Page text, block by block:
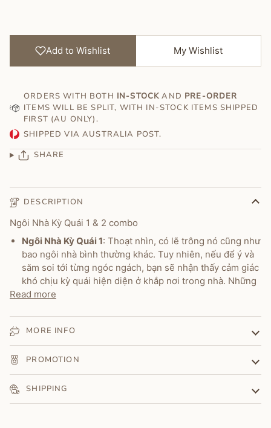
Add to Wishlist My Wishlist
ORDERS WITH BOTH IN-STOCK AND PRE-ORDER
ITEMS WILL BE SPLIT, WITH IN-STOCK ITEMS SHIPPED
FIRST (AU ONLY).
SHIPPED VIA AUSTRALIA POST.
SHARE
DESCRIPTION
Ngôi Nhà Kỳ Quái 1 & 2 combo
Ngôi Nhà Kỳ Quái 1: Thoạt nhìn, có lẽ trông nó cũng như
bao ngôi nhà bình thường khác. Tuy nhiên, nếu để ý và
săm soi tới từng ngóc ngách, bạn sẽ nhận thấy cảm giác
khó chịu kỳ quái hiện diện ở khắp nơi trong nhà. Những
Read more
MORE INFO
PROMOTION
SHIPPING